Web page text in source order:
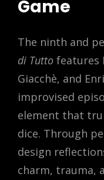
Game
The ninth and
di Tutto features
Giacchè, and
improvised
element that
dice. Through
design
charm, trauma,